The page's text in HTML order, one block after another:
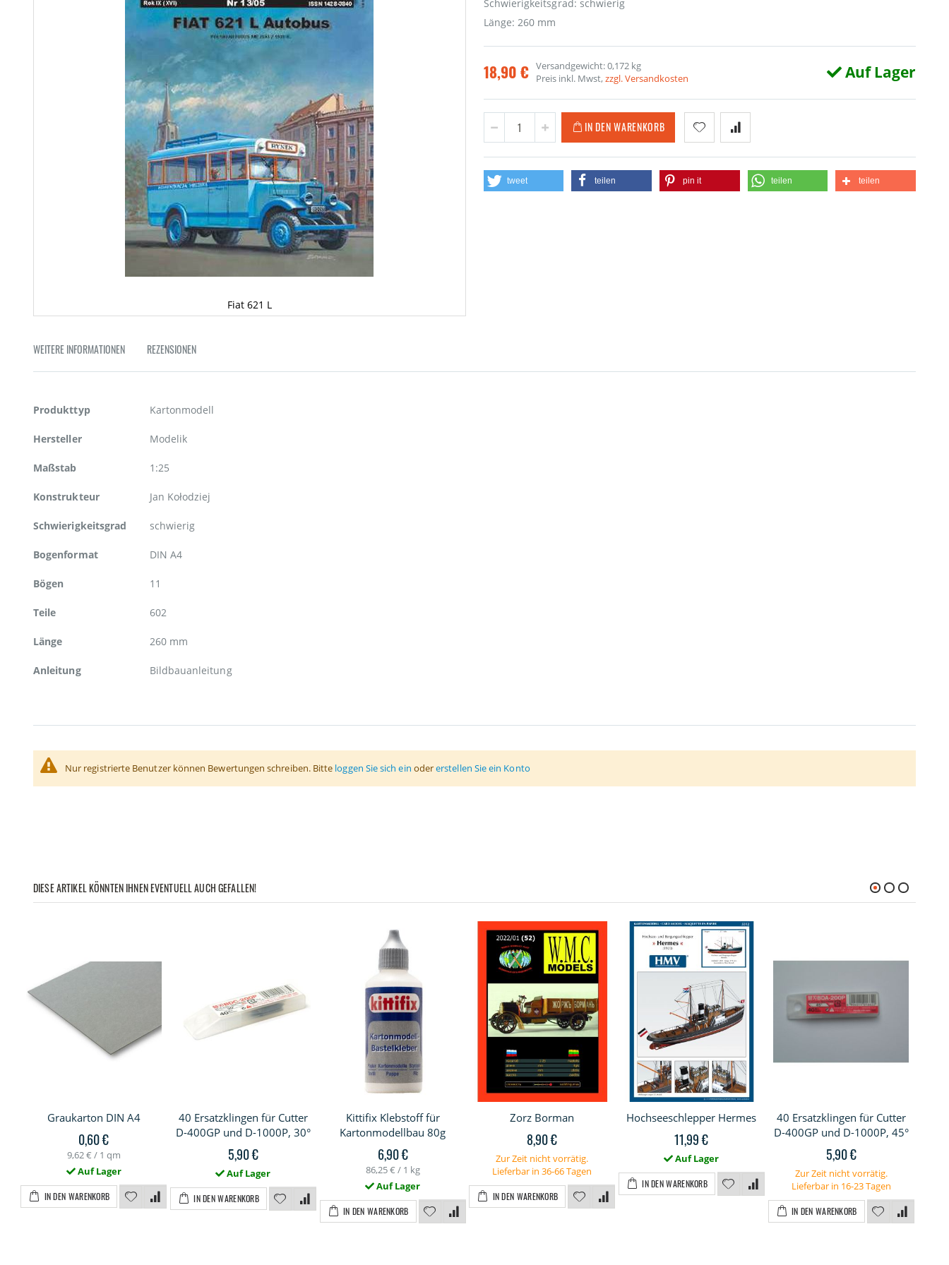
Fiat 621 L
der
springen
Schwierigkeitsgrad: schwierig
Länge: 260 mm
18,90 € Versandgewicht: 0,172 kg
Preis inkl. Mwst,zzgl. Versandkosten Auf Lager
IN DEN WARENKORB
tweet teilen pin it teilen teilen
WEITERE INFORMATIONEN REZENSIONEN
Weitere
Produkttyp Kartonmodell
Hersteller Modelik
Maßstab 1:25
Konstrukteur Jan Kołodziej
Schwierigkeitsgrad schwierig
Bogenformat DIN A4
Bögen 11
Teile 602
Länge 260 mm
Anleitung Bildbauanleitung
Nur registrierte Benutzer können Bewertungen schreiben. Bitte loggen Sie sich ein odererstellen Sie ein Konto
DIESE ARTIKEL KÖNNTEN IHNEN EVENTUELL AUCH GEFALLEN!
Graukarton DIN A4
0,60 €
9,62 € / 1 qm
Auf Lager
IN DEN WARENKORB
40 Ersatzklingen für Cutter
D-400GP und D-1000P, 30°
5,90 €
Auf Lager
IN DEN WARENKORB
Kittifix Klebstoff für
Kartonmodellbau 80g
6,90 €
86,25 € / 1 kg
Auf Lager
IN DEN WARENKORB
Zorz Borman
8,90 €
Zur Zeit nicht vorrätig.
Lieferbar in 36-66 Tagen
IN DEN WARENKORB
Hochseeschlepper Hermes
11,99 €
Auf Lager
IN DEN WARENKORB
40 Ersatzklingen für Cutter
D-400GP und D-1000P, 45°
5,90 €
Zur Zeit nicht vorrätig.
Lieferbar in 16-23 Tagen
IN DEN WARENKORB